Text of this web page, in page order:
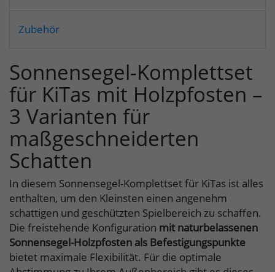
Zubehör
Sonnensegel-Komplettset
für KiTas mit Holzpfosten –
3 Varianten für
maßgeschneiderten
Schatten
In diesem Sonnensegel-Komplettset für KiTas ist alles
enthalten, um den Kleinsten einen angenehm
schattigen und geschützten Spielbereich zu schaffen.
Die freistehende Konfiguration mit naturbelassenen
Sonnensegel-Holzpfosten als Befestigungspunkte
bietet maximale Flexibilität. Für die optimale